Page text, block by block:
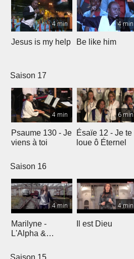
4 min
Jesus is my help
4 min
Be like him
Saison 17
4 min
Psaume 130 - Je
viens à toi
6 min
Ésaïe 12 - Je te
loue ô Éternel
Saison 16
4 min
Marilyne -
L'Alpha &
4 min
Il est Dieu
Saison 15